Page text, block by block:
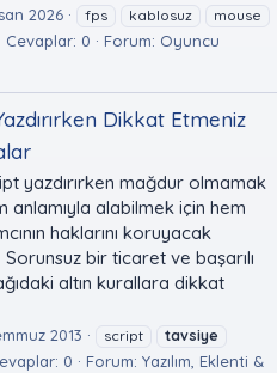
2026 fps kablosuz
mouse
Cevaplar: 0 Forum: Oyuncu
Dikkat Etmeniz
yazdırırken mağdur olmamak
anlamıyla alabilmek için hem
haklarını koruyacak
bir ticaret ve başarılı
altın kurallara dikkat
2013 script
tavsiye
0 Forum: Yazılım, Eklenti &